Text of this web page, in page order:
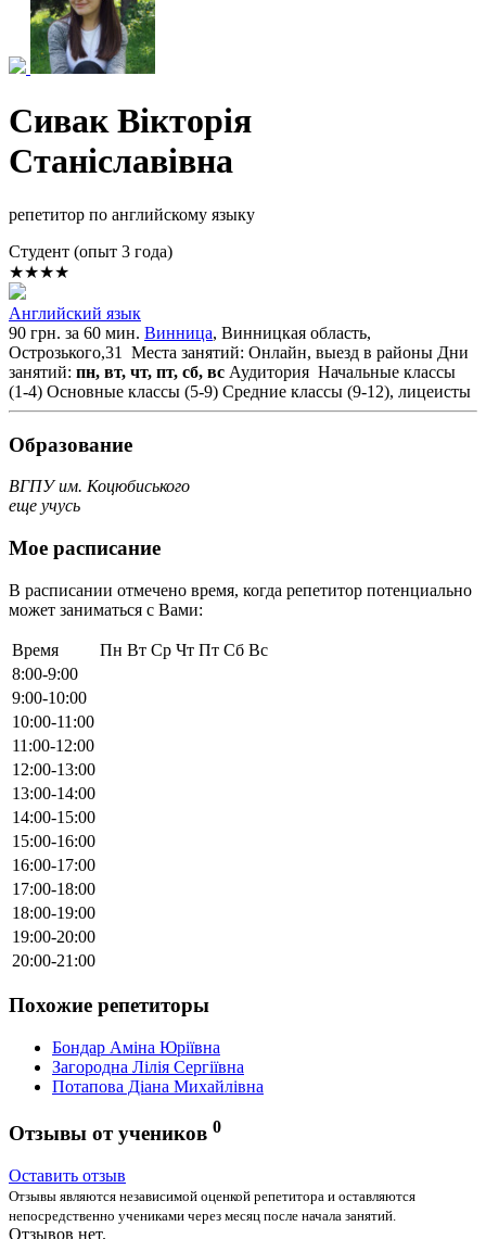
Сивак Вікторія
Станіславівна
репетитор по английскому языку
Cтудент (опыт 3 года)
★★★★
Английский язык
90 грн. за 60 мин. Винница, Винницкая область,
Острозького,31
Места занятий: Онлайн, выезд в районы Дни
занятий: пн, вт, чт, пт, сб, вс Аудитория Начальные классы
(1-4) Основные классы (5-9) Средние классы (9-12), лицеисты
Образование
ВГПУ им. Коцюбиського
еще учусь
Мое расписание
В расписании отмечено время, когда репетитор потенциально
может заниматься с Вами:
Время Пн Вт Ср Чт Пт Сб Вс
8:00-9:00
9:00-10:00
10:00-11:00
11:00-12:00
12:00-13:00
13:00-14:00
14:00-15:00
15:00-16:00
16:00-17:00
17:00-18:00
18:00-19:00
19:00-20:00
20:00-21:00
Похожие репетиторы
Бондар Аміна Юріївна
Загородна Лілія Сергіївна
Потапова Діана Михайлівна
Отзывы от учеников 0
Оставить отзыв
Отзывы являются независимой оценкой репетитора и оставляются
непосредственно учениками через месяц после начала занятий.
Отзывов нет.